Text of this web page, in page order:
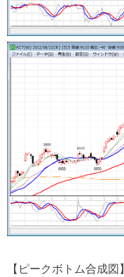
【ピークボトム合成図】